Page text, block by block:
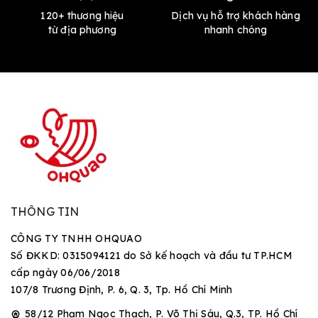
120+ thương hiệu
từ địa phương
Dịch vụ hỗ trợ khách hàng
nhanh chóng
THÔNG TIN
CÔNG TY TNHH OHQUAO
Số ĐKKD: 0315094121 do Sở kế hoạch và đầu tư TP.HCM
cấp ngày 06/06/2018
107/8 Trương Định, P. 6, Q. 3, Tp. Hồ Chí Minh
58/12 Phạm Ngọc Thạch, P. Võ Thị Sáu, Q.3, TP. Hồ Chí